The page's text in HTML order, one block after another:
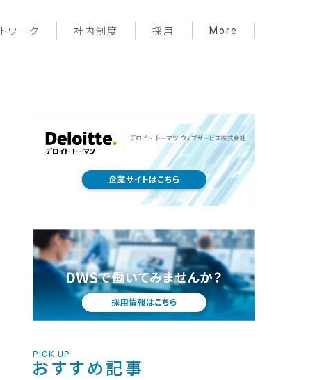
ワーク 社内制度 採用 More
サーバーレス
プライベート
メンバー紹介
PICK UP
おすすめ記事